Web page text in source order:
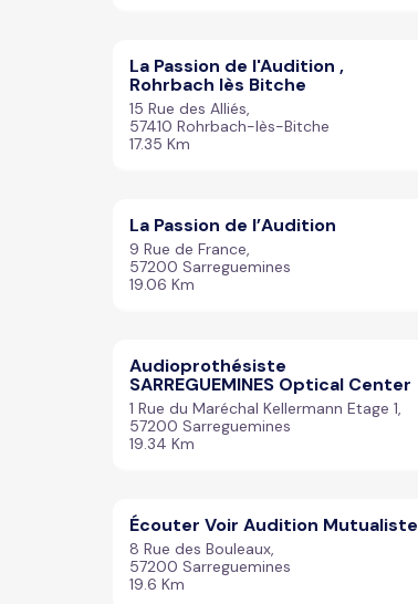
La Passion de l'Audition ,
Rohrbach lès Bitche
15 Rue des Alliés,
57410 Rohrbach-lès-Bitche
17.35 Km
La Passion de l’Audition
9 Rue de France,
57200 Sarreguemines
19.06 Km
Audioprothésiste
SARREGUEMINES Optical Center
1 Rue du Maréchal Kellermann Etage 1,
57200 Sarreguemines
19.34 Km
Écouter Voir Audition Mutualiste
8 Rue des Bouleaux,
57200 Sarreguemines
19.6 Km